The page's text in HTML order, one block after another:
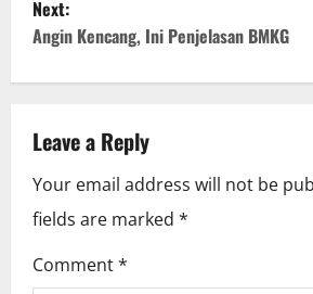
t
n
a
v
i
g
Next:
Angin Kencang, Ini Penjelasan BMKG
Leave a Reply
Your email address will not be
fields are marked *
Comment*